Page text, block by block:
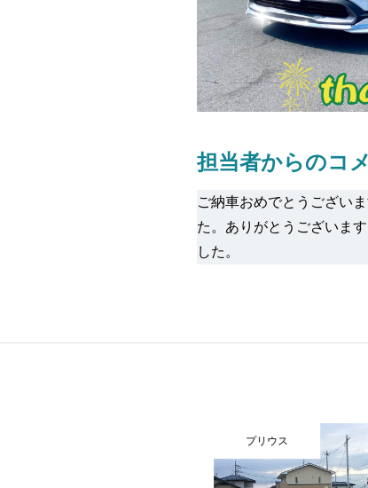
担当者からのコ
ご納車おめでとうござい
た。ありがとうございま
した。
プリウス